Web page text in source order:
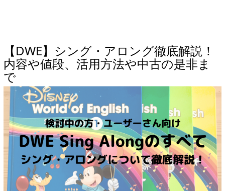
【DWE】シング・アロング徹底解説！
内容や値段、活用方法や中古の是非ま
で